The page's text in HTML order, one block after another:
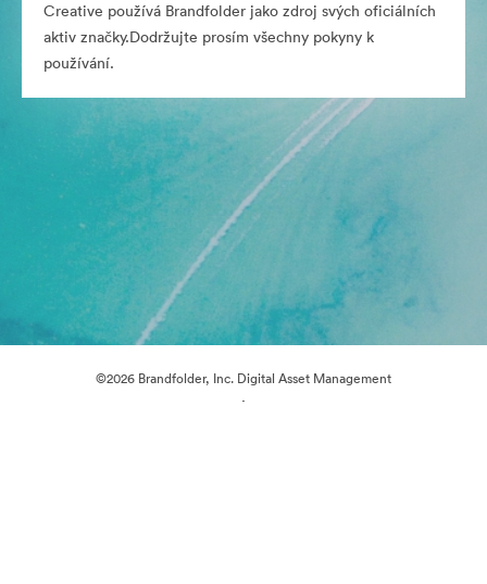
Creative používá Brandfolder jako zdroj svých oficiálních
aktiv značky.Dodržujte prosím všechny pokyny k
používání.
©2026 Brandfolder, Inc. Digital Asset Management
·